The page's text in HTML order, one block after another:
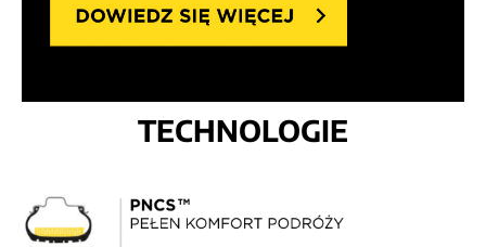
TECHNOLOGIE